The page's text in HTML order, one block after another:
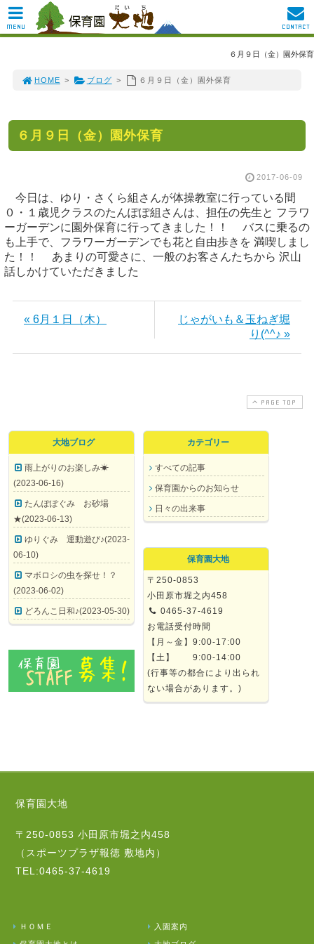
６月９日（金）園外保育
HOME > ブログ > ６月９日（金）園外保育
６月９日（金）園外保育
2017-06-09
今日は、ゆり・さくら組さんが体操教室に行っている間
０・１歳児クラスのたんぽぽ組さんは、担任の先生と フラワ
ーガーデンに園外保育に行ってきました！！ バスに乗るの
も上手で、フラワーガーデンでも花と自由歩きを 満喫しまし
た！！ あまりの可愛さに、一般のお客さんたちから 沢山
話しかけていただきました
« 6月１日（木）
じゃがいも＆玉ねぎ堀
り(^^♪ »
PAGE TOP
大地ブログ
雨上がりのお楽しみ☀
(2023-06-16)
たんぽぽぐみ お砂場
★(2023-06-13)
ゆりぐみ 運動遊び♪(2023-
06-10)
マボロシの虫を探せ！？
(2023-06-02)
どろんこ日和♪(2023-05-30)
カテゴリー
すべての記事
保育園からのお知らせ
日々の出来事
保育園大地
〒250-0853
小田原市堀之内458
0465-37-4619
お電話受付時間
【月～金】9:00-17:00
【土】 9:00-14:00
(行事等の都合により出られ
ない場合があります。)
保育園大地
〒250-0853 小田原市堀之内458
（スポーツプラザ報徳 敷地内）
TEL:0465-37-4619
ＨＯＭＥ 入園案内
MENU CONTACT